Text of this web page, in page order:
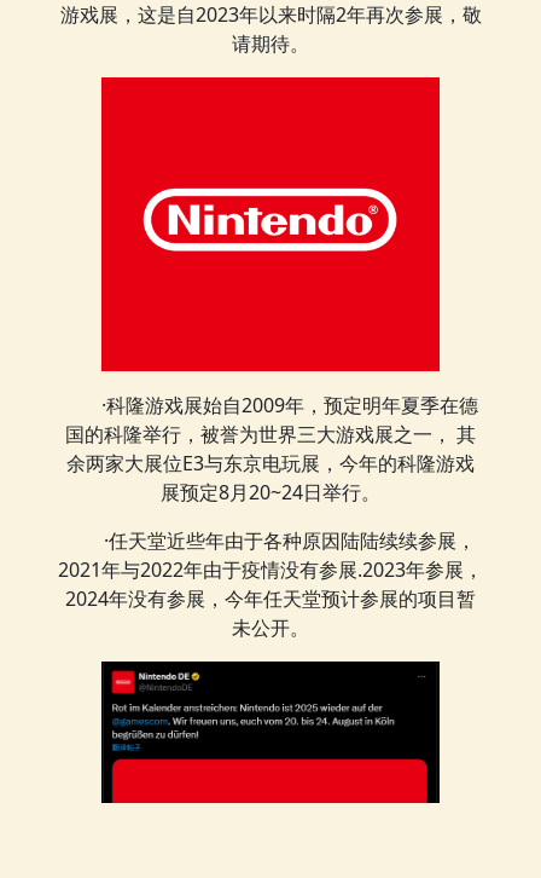
游戏展，这是自2023年以来时隔2年再次参展，敬
请期待。
·科隆游戏展始自2009年，预定明年夏季在德
国的科隆举行，被誉为世界三大游戏展之一， 其
余两家大展位E3与东京电玩展，今年的科隆游戏
展预定8月20~24日举行。
·任天堂近些年由于各种原因陆陆续续参展，
2021年与2022年由于疫情没有参展.2023年参展，
2024年没有参展，今年任天堂预计参展的项目暂
未公开。